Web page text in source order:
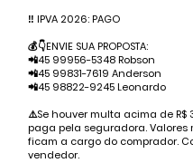
‼️ IPVA 2026: PAGO
💰👇ENVIE SUA PROPOSTA:
📲45 99956-5348Robson
📲45 99831-7619 Anderson
📲45 98822-9245Leonardo
⚠️Se houver multa acima de R$
paga pela seguradora. Valores
ficam a cargo do comprador.
vendedor.